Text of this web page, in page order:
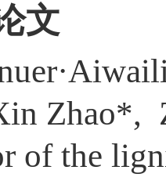
文
Zhao*,
of the